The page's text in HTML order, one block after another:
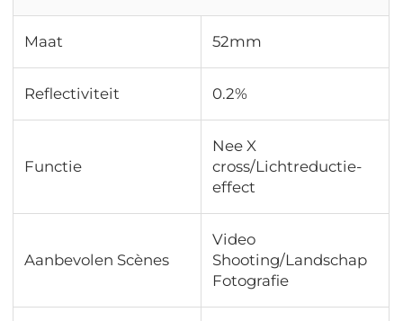
Maat 52mm
Reflectiviteit 0.2%
Functie
Nee X
cross/Lichtreductie-
effect
Aanbevolen Scènes
Video
Shooting/Landschap
Fotografie